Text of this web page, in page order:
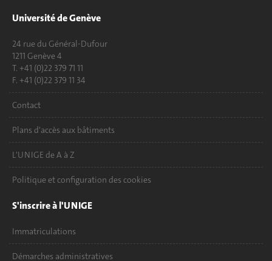
Université de Genève
24 rue du Général-Dufour
1211 Genève 4
T. +41 (0)22 379 71 11
F. +41 (0)22 379 11 34
Contact
Plans d'accès aux bâtiments
L'UNIGE de A à Z
Politique et configuration des cookies
S'inscrire à l'UNIGE
Immatriculations
Démarches administratives